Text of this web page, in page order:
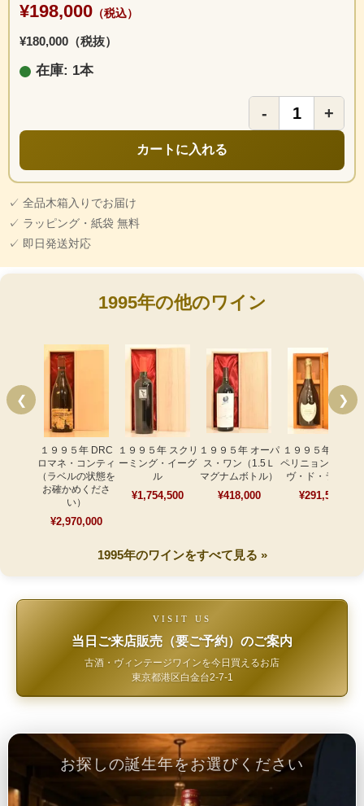
¥198,000 （税込）
¥180,000（税抜）
在庫: 1本
- +
カートに入れる
✓ 全品木箱入りでお届け
✓ ラッピング・紙袋 無料
✓ 即日発送対応
1995年の他のワイン
❮
１９９５年 DRC
ロマネ・コンティ
（ラベルの状態を
お確かめくださ
い）
¥2,970,000
１９９５年 スクリ
ーミング・イーグ
ル
¥1,754,500
１９９５年 オーパ
ス・ワン（1.5Ｌ
マグナムボトル）
¥418,000
１９９５年 ドン･
ペリニョン レゼル
ヴ・ド・ラベイ
¥291,500
❯
1995年のワインをすべて見る »
VISIT US
当日ご来店販売（要ご予約）のご案内
古酒・ヴィンテージワインを今日買えるお店
東京都港区白金台2-7-1
お探しの誕生年をお選びください